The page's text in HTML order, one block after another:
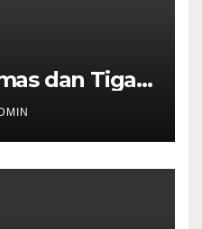
dan Tiga
Warga
Ronda